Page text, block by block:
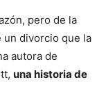
pero de la
un divorcio que la
autora de
una historia de